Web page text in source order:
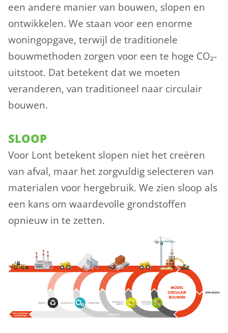
een andere manier van bouwen, slopen en
ontwikkelen. We staan voor een enorme
woningopgave, terwijl de traditionele
bouwmethoden zorgen voor een te hoge CO₂-
uitstoot. Dat betekent dat we moeten
veranderen, van traditioneel naar circulair
bouwen.
SLOOP
Voor Lont betekent slopen niet het creëren
van afval, maar het zorgvuldig selecteren van
materialen voor hergebruik. We zien sloop als
een kans om waardevolle grondstoffen
opnieuw in te zetten.